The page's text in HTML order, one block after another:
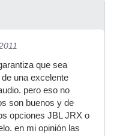
que sea
una excelente
pero eso no
son buenos y de
opciones JBL JRX o
en mi opinión las